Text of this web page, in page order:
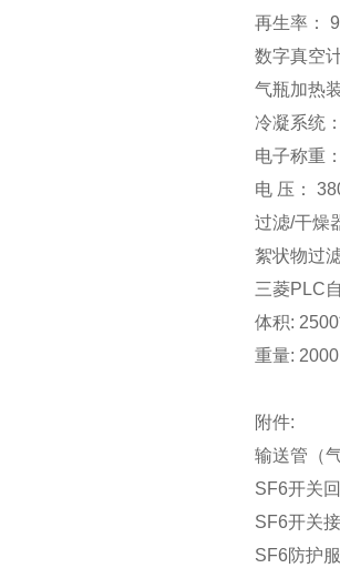
再生率：
数字真空
气瓶加热
冷凝系统
电子称重
电 压：
过滤/干燥
絮状物过
三菱PLC
体积:
重量:
附件:
输送管（
SF6开关
SF6开关
SF6防护